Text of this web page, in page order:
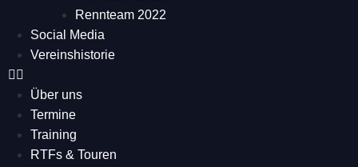
Rennteam 2022
Social Media
Vereinshistorie
Über uns
Termine
Training
RTFs & Touren